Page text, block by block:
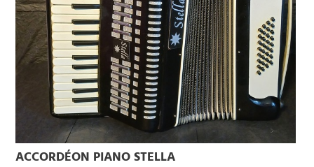
ACCORDÉON PIANO STELLA